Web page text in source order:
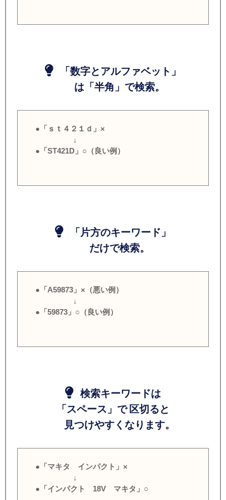
「数字とアルファベット」
は「半角」で検索。
●「ｓｔ４２１ｄ」×
↓
●「ST421D」○（良い例）
「片方のキーワード」
だけで検索。
●「A59873」×（悪い例）
↓
●「59873」○（良い例）
検索キーワードは
「スペース」で 区切ると
見つけやすくなります。
●「マキタ インパクト」×
↓
●「インパクト 18V マキタ」○